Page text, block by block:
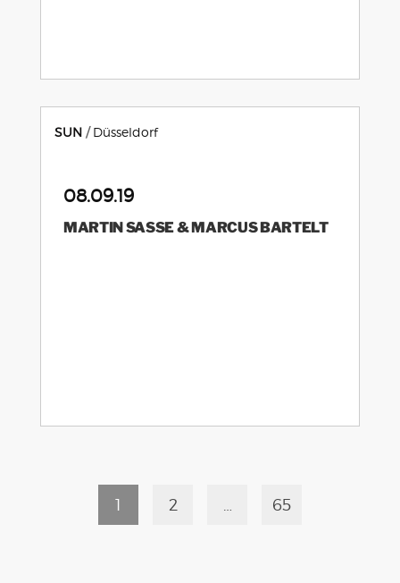
SUN Düsseldorf
08.09.19
MARTIN SASSE & MARCUS BARTELT
1 2 65